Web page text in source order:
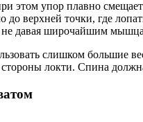
этом упор плавно
до верхней точки, где
давая широчайшим
слишком большие
локти. Спина